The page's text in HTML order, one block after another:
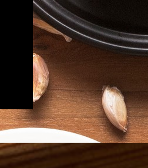
凍保存 -18°C以下